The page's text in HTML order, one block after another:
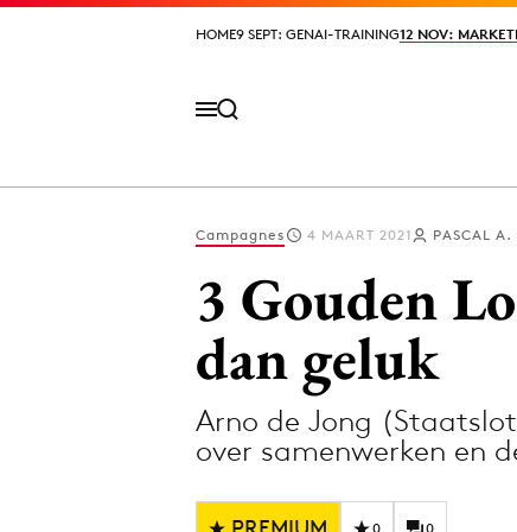
HOME9 SEPT: GENAI-TRAINING12 NOV:
HOME9 SEPT: GENAI-TRAINING12 NOV:
Design
Digital
Diversiteit
Campagnes 4 MAART 2021 PASCAL A.
3 Gouden
dan geluk
Arno de Jong
over samenwerken en
0 0